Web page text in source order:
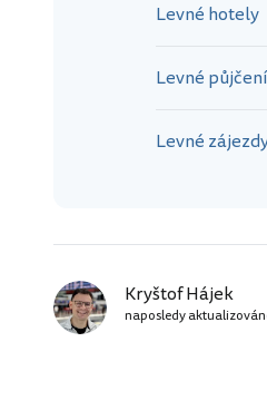
Levné hotely
Levné
Levné
Kryštof Hájek
naposledy